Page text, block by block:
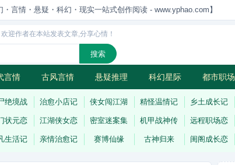
言情・悬疑・科幻・现实一站式创作阅读 - www.yphao.com】
迎作者在本站发表文章,分享心情！
言情 古风言情 悬疑推理 科幻星际 都市职场
连载
绝境战 治愈小店记 侠女闯江湖 精怪温情记 乡土成长记
状元恋 江湖侠女恋 密室迷案集 机甲战神传 远程职场恋
生活记 亲情治愈记 赛博仙缘 古神归来 闺阁成长恋